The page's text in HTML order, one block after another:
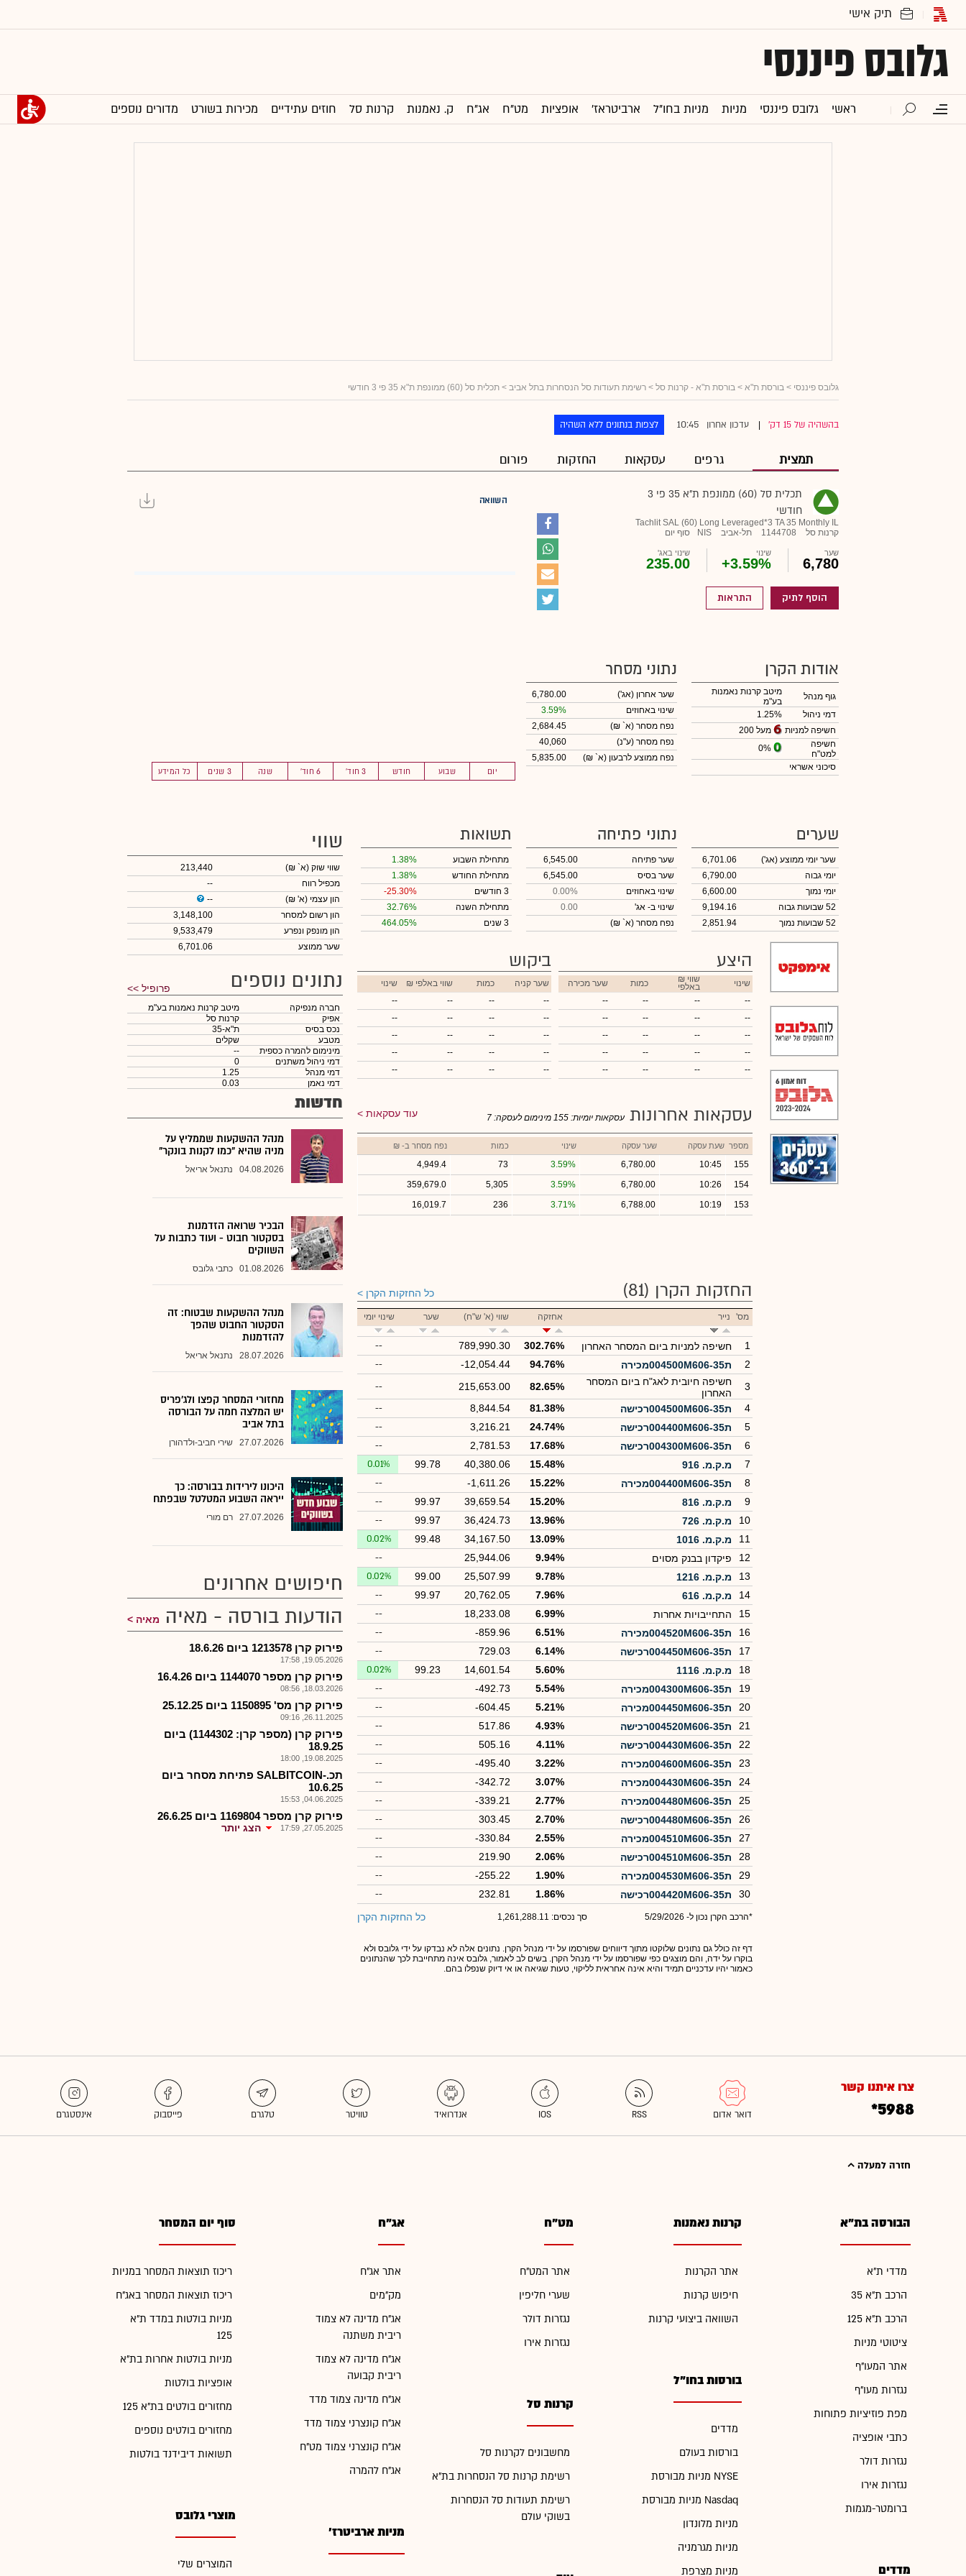
גלובס פיננסי
ראשי גלובס פיננסי מניות מניות בחו"ל ארביטראז' אופציות מט"ח אג"ח ק. נאמנות קרנות סל חוזים עתידיים מכירות בשורט מדורים נוספים
גלובס פיננסי > בורסת ת"א > בורסת ת"א - קרנות סל > רשימת תעודות סל הנסחרות בתל אביב > תכלית סל (60) ממונפת ת"א 35 פי 3 חודשי
בהשהיה של 15 דק' עדכון אחרון 10:45 לצפות בנתונים ללא השהיה
תמצית גרפים עסקאות החזקות פורום
תכלית סל (60) ממונפת ת"א 35 פי 3
חודשי
Tachlit SAL (60) Long Leveraged*3 TA 35 Monthly IL
קרנות סל
1144708 תל-אביב NIS סוף יום
שער
6,780
שינוי
+3.59%
שינוי באג'
235.00
הוסף לתיק התראות
השוואה
יום שבוע חודש 3 חוד' 6 חוד' שנה 3 שנים כל המידע
אודות הקרן
גוף מנהל
מיטב קרנות נאמנות
בע"מ
דמי ניהול
1.25%
חשיפה למניות
מעל 200
חשיפה
למט"ח
0%
סיכוני אשראי
נתוני מסחר
שער אחרון (אג')
6,780.00
שינוי באחוזים
3.59%
נפח מסחר (א` ₪)
2,684.45
נפח מסחר (ע"נ)
40,060
נפח ממוצע לרבעון (א` ₪)
5,835.00
שערים
שער יומי ממוצע (אג')
6,701.06
יומי גבוה
6,790.00
יומי נמוך
6,600.00
52 שבועות גבוה
9,194.16
52 שבועות נמוך
2,851.94
נתוני פתיחה
שער פתיחה
6,545.00
שער בסיס
6,545.00
שינוי באחוזים
0.00%
שינוי ב- אג'
0.00
נפח מסחר (א` ₪)
תשואות
מתחילת השבוע
1.38%
מתחילת החודש
1.38%
3 חודשים
-25.30%
מתחילת השנה
32.76%
3 שנים
464.05%
היצע
שינוי ₪ שווי
באלפי כמות
שער מכירה
--
--
--
--
--
--
--
--
--
--
--
--
--
--
--
--
--
--
--
--
ביקוש
שער קניה כמות ₪ שווי באלפי
שינוי
--
--
--
--
--
--
--
--
--
--
--
--
--
--
--
--
--
--
--
--
עסקאות אחרונות עוד עסקאות עסקאות יומיות: 155 מינימום לעסקה: 7
מספר שעת עסקה שער עסקה שינוי כמות נפח מסחר ב- ₪
155
10:45
6,780.00
3.59%
73
4,949.4
154
10:26
6,780.00
3.59%
5,305
359,679.0
153
10:19
6,788.00
3.71%
236
16,019.7
החזקות הקרן (81) כל החזקות הקרן
מס' נייר אחזקה שווי (א' ש"ח) שער שינוי יומי
1 חשיפה למניות ביום המסחר האחרון 302.76%
789,990.30
--
2
ת004500M606-35מכירה 94.76%
-12,054.44
--
3
חשיפה חיובית לאג"ח ביום המסחר
האחרון
82.65%
215,653.00
--
4
ת004500M606-35רכישה 81.38%
8,844.54
--
5
ת004400M606-35רכישה 24.74%
3,216.21
--
6
ת004300M606-35רכישה 17.68%
2,781.53
--
7
מ.ק.מ. 916 15.48%
40,380.06
99.78
0.01%
8
ת004400M606-35מכירה 15.22%
-1,611.26
--
9
מ.ק.מ. 816 15.20%
39,659.54
99.97
--
10
מ.ק.מ. 726 13.96%
36,424.73
99.97
--
11
מ.ק.מ. 1016 13.09%
34,167.50
99.48
0.02%
12
פיקדון בבנק מסוים 9.94%
25,944.06
--
13
מ.ק.מ. 1216 9.78%
25,507.99
99.00
0.02%
14
מ.ק.מ. 616 7.96%
20,762.05
99.97
--
15
התחייבויות אחרות 6.99%
18,233.08
--
16
ת004520M606-35מכירה 6.51%
-859.96
--
17
ת004450M606-35רכישה 6.14%
729.03
--
18
מ.ק.מ. 1116 5.60%
14,601.54
99.23
0.02%
19
ת004300M606-35מכירה 5.54%
-492.73
--
20
ת004450M606-35מכירה 5.21%
-604.45
--
21
ת004520M606-35רכישה 4.93%
517.86
--
22
ת004430M606-35רכישה 4.11%
505.16
--
23
ת004600M606-35מכירה 3.22%
-495.40
--
24
ת004430M606-35מכירה 3.07%
-342.72
--
25
ת004480M606-35מכירה 2.77%
-339.21
--
26
ת004480M606-35רכישה 2.70%
303.45
--
27
ת004510M606-35מכירה 2.55%
-330.84
--
28
ת004510M606-35רכישה 2.06%
219.90
--
29
ת004530M606-35מכירה 1.90%
-255.22
--
30
ת004420M606-35רכישה 1.86%
232.81
--
*הרכב הקרן נכון ל- 5/29/2026 סך נכסים: 1,261,288.11 כל החזקות הקרן
דף זה כולל גם נתונים שלוקטו מתוך דיווחים שפורסמו על ידי מנהל הקרן. נתונים אלה לא נבדקו על ידי גלובס ולא
בוקרו על ידה, והם מוצגים כפי שפורסמו על ידי מנהל הקרן. בשים לב לאמור, גלובס אינה מתחייבת לכך שהנתונים
כאמור יהיו עדכניים תמיד והיא אינה אחראית לליקוי, טעות שגיאה או אי דיוק שנפלו בהם.
שווי
שווי שוק (א` ₪)
213,440
מכפיל רווח
--
הון עצמי (א' ₪)
--
הון רשום למסחר
3,148,100
הון מונפק ונפרע
9,533,479
שער ממוצע
6,701.06
נתונים נוספים פרופיל >>
חברה מנפיקה
מיטב קרנות נאמנות בע"מ
אפיק
קרנות סל
נכס בסיס
ת"א-35
מטבע
שקלים
מינימום להמרה כספית
--
דמי ניהול משתנים
0
דמי מנהל
1.25
דמי נאמן
0.03
חדשות
מנהל ההשקעות שממליץ על
מניה שהיא "כמו לקנות בונקר"
04.08.2026 נתנאל אריאל
הבכיר שרואה הזדמנות
בסקטור חבוט - ועוד כתבות על
השווקים
01.08.2026 כתבי גלובס
מנהל ההשקעות שבטוח: זה
הסקטור החבוט שהפך
להזדמנות
28.07.2026 נתנאל אריאל
מחזורי המסחר קפצו ולג'פריס
יש המלצה חמה על הבורסה
בתל אביב
27.07.2026 שירי חביב-ולדהורן
היכונו לירידות בבורסה: כך
ייראה השבוע המטלטל שבפתח
27.07.2026 רם מורי
חיפושים אחרונים
הודעות בורסה - מאיה
מאיה
פירוק קרן 1213578 ביום 18.6.26
19.05.2026, 17:58
פירוק קרן מספר 1144070 ביום 16.4.26
18.03.2026, 08:56
פירוק קרן מס' 1150895 ביום 25.12.25
26.11.2025, 09:16
פירוק קרן (מספר קרן: 1144302) ביום
18.9.25
19.08.2025, 18:00
תכ.-SALBITCOIN פתיחת מסחר ביום
10.6.25
04.06.2025, 15:53
פירוק קרן מספר 1169804 ביום 26.6.25
27.05.2025, 17:59 הצג יותר
צרו איתנו קשר
*5988
חזרה למעלה
הבורסה בת"א
מדדי ת"א
הרכב ת"א 35
הרכב ת"א 125
ציטוטי מניות
אתר המעו"ף
נגזרות מעו"ף
מפת פוזיציות פתוחות
כתבי אופציה
נגזרות דולר
נגזרות אירו
ברומטר-מגמות
מדדים
קרנות נאמנות
אתר הקרנות
חיפוש קרנות
השוואה ביצועי קרנות
בורסות בחו"ל
מדדים
בורסות בעולם
מניות מבורסת NYSE
מניות מבורסת Nasdaq
מניות מלונדון
מניות מגרמניה
מניות מצרפת
מט"ח
אתר המט"ח
שערי חליפין
נגזרות דולר
נגזרות אירו
קרנות סל
מחשבונים לקרנות סל
רשימת קרנות סל הנסחרות בת"א
רשימת תעודות סל הנסחרות
בשוקי עולם
אג"ח
אתר אג"ח
מק"מים
אג"ח מדינה לא צמוד
ריבית משתנה
אג"ח מדינה לא צמוד
ריבית קבועה
אג"ח מדינה צמוד מדד
אג"ח קונצרני צמוד מדד
אג"ח קונצרני צמוד מט"ח
אג"ח להמרה
מניות ארביטרז'
סוף יום המסחר
ריכוז תוצאות המסחר במניות
ריכוז תוצאות המסחר באג"ח
מניות בולטות במדד ת"א
125
מניות בולטות אחרות בת"א
אופציות בולטות
מחזורים בולטים בת"א 125
מחזורים בולטים נוספים
תשואות דיבידנד בולטות
מוצרי גלובס
המוצרים שלי